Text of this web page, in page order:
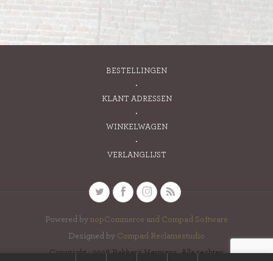
BESTELLINGEN
KLANT ADRESSEN
WINKELWAGEN
VERLANGLIJST
Powered by nopCommerce and Compad Software
Designed by Compad Reclamestudio
Copyright ; 2026 Bakkerij Hermans. Alle rechten